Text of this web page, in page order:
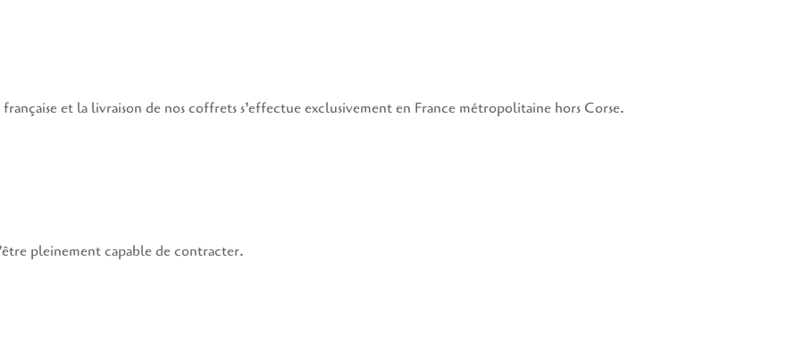
et la livraison de nos coffrets s’effectue exclusivement en France métropolitaine hors Corse.
pleinement capable de contracter.